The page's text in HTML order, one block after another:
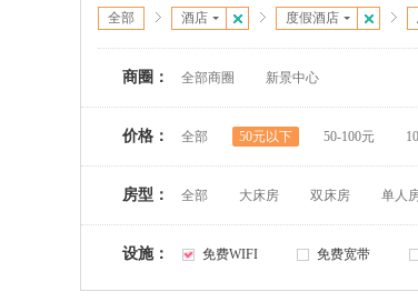
全部 酒店 度假酒店
商圈： 全部商圈 新景中心
价格： 全部 50元以下 50-100元
房型： 全部 大床房 双床房 单人
设施： 免费WIFI 免费宽带